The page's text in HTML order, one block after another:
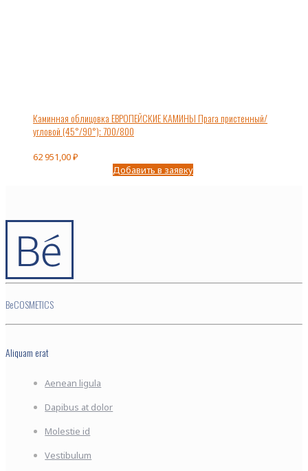
Каминная облицовка ЕВРОПЕЙСКИЕ КАМИНЫ Прага пристенный/
угловой (45°/90°); 700/800
62 951,00₽
Добавить в заявку
BeCOSMETICS
Aliquam erat
Aenean ligula
Dapibus at dolor
Molestie id
Vestibulum